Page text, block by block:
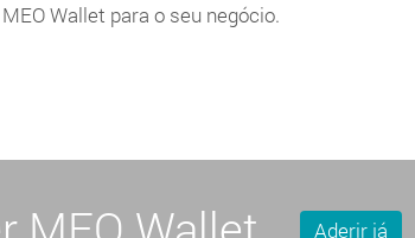
Wallet para o seu negócio.
Aderir já